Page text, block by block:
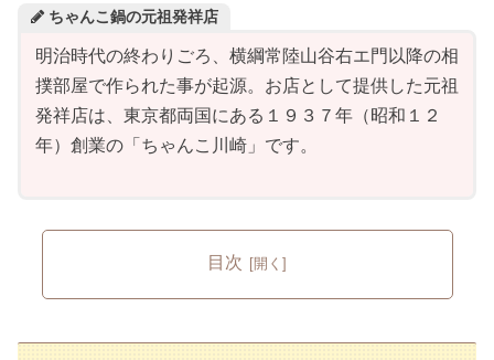
ちゃんこ鍋の元祖発祥店
明治時代の終わりごろ、横綱常陸山谷右エ門以降の相
撲部屋で作られた事が起源。お店として提供した元祖
発祥店は、東京都両国にある１９３７年（昭和１２
年）創業の「ちゃんこ川崎」です。
目次